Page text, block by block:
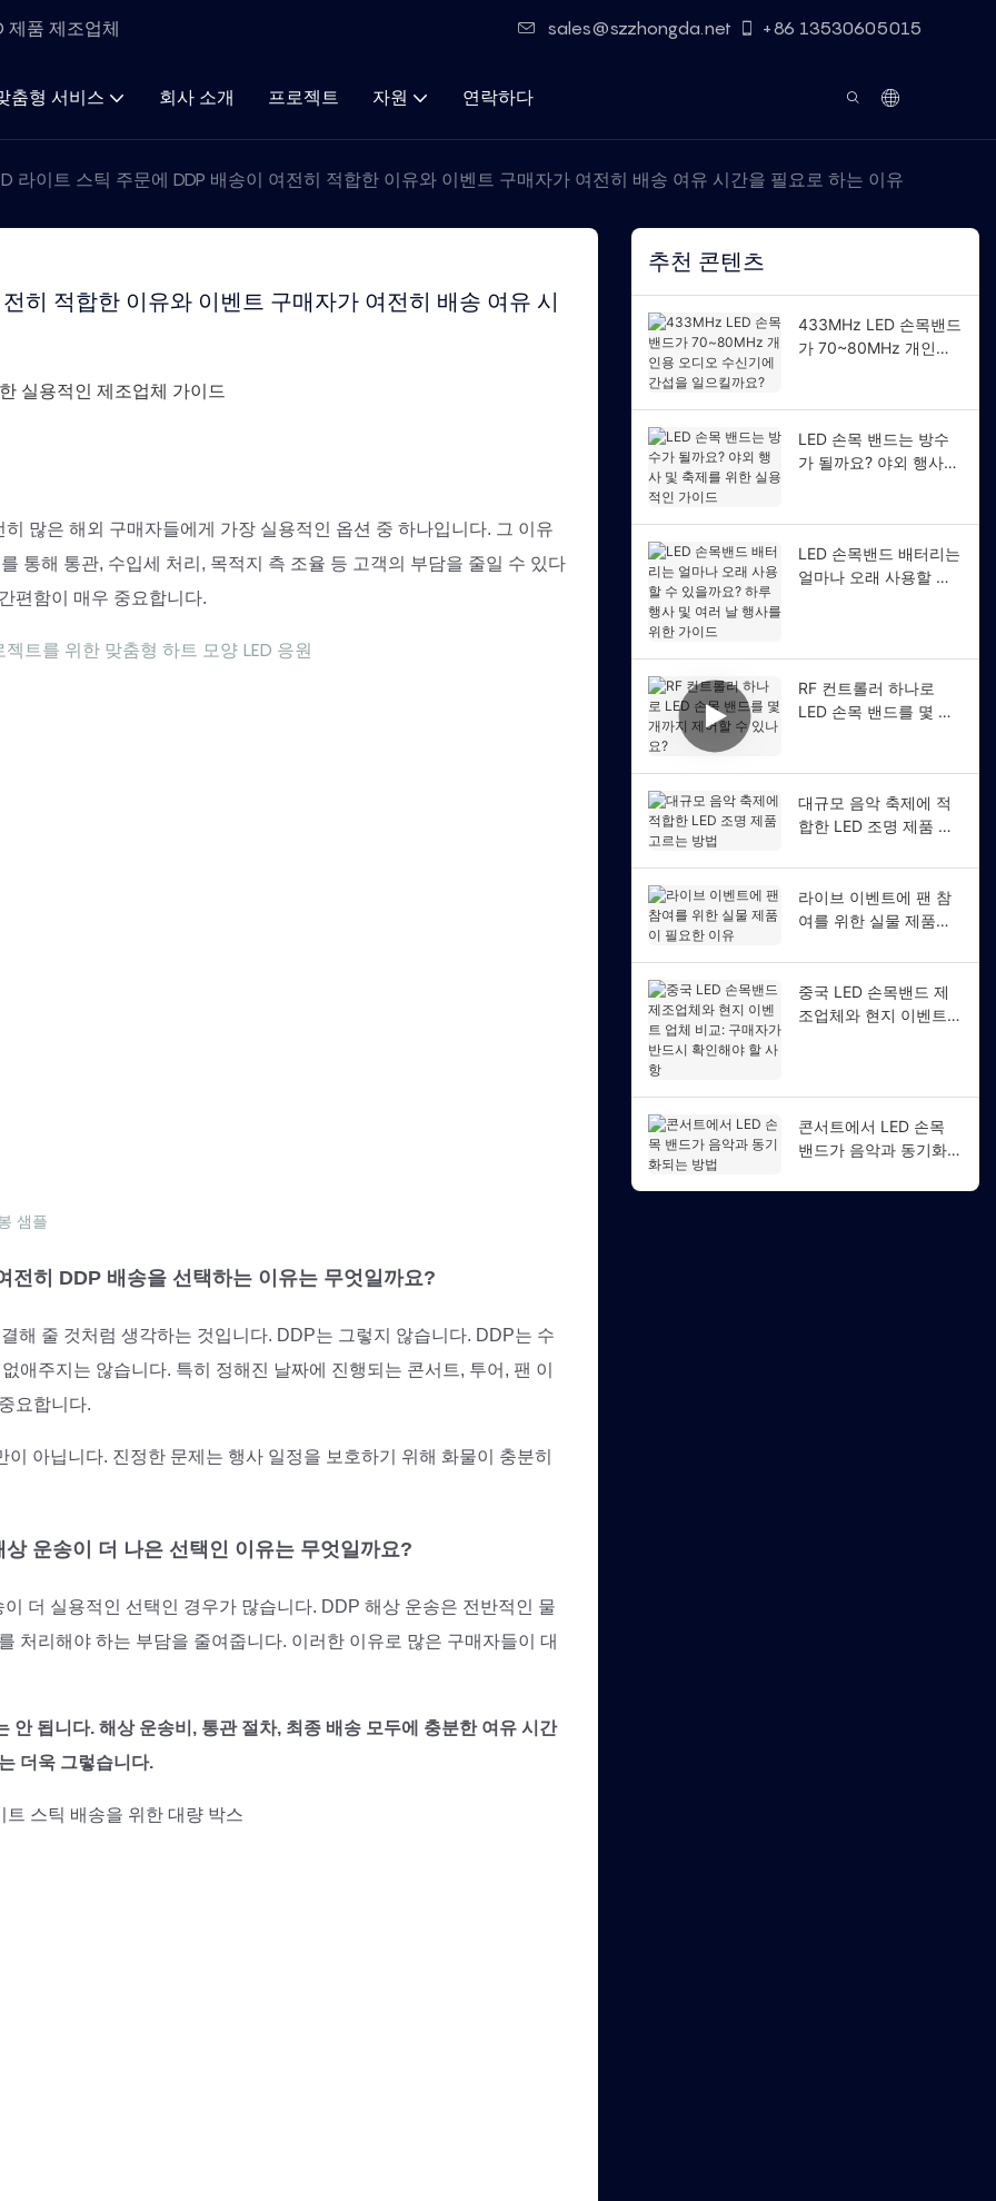
제품 제조업체 sales@szzhongda.net +86 13530605015
춤형 서비스 회사 소개 프로젝트 자원 연락하다
라이트 스틱 주문에 DDP 배송이 여전히 적합한 이유와 이벤트 구매자가 여전히 배송 여유 시간을 필요로 하는 이유
히 적합한 이유와 이벤트 구매자가 여전히 배송 여유 시
실용적인 제조업체 가이드
히 ​​많은 해외 ​​구매자들에게 가장 실용적인 옵션 중 하나입니다. 그 이유
통해 통관, 수입세 처리, 목적지 측 조율 등 고객의 부담을 줄일 수 있다
편함이 매우 중요합니다.
샘플
전히 DDP 배송을 선택하는 이유는 무엇일까요?
해 줄 것처럼 생각하는 것입니다. DDP는 그렇지 않습니다. DDP는 수
애주지는 않습니다. 특히 정해진 날짜에 진행되는 콘서트, 투어, 팬 이
요합니다.
아닙니다. 진정한 문제는 행사 일정을 보호하기 위해 화물이 충분히
운송이 더 나은 선택인 이유는 무엇일까요?
더 실용적인 선택인 경우가 많습니다. DDP 해상 운송은 전반적인 물
처리해야 하는 부담을 줄여줍니다. 이러한 이유로 많은 구매자들이 대
됩니다. 해상 운송비, 통관 절차, 최종 배송 모두에 충분한 여유 시간
더욱 그렇습니다.
추천 콘텐츠
433MHz LED 손목밴드
가 70~80MHz 개인용
LED 손목 밴드는 방수
가 될까요? 야외 행사
LED 손목밴드 배터리는
얼마나 오래 사용할 수
RF 컨트롤러 하나로
LED 손목 밴드를 몇 개
대규모 음악 축제에 적
합한 LED 조명 제품 고
라이브 이벤트에 팬 참
여를 위한 실물 제품이
중국 LED 손목밴드 제
조업체와 현지 이벤트
콘서트에서 LED 손목
밴드가 음악과 동기화되